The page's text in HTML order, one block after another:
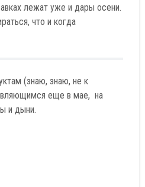
лежат уже и дары осени.
что и когда
(знаю, знаю, не к
еще в мае, на
и дыни.